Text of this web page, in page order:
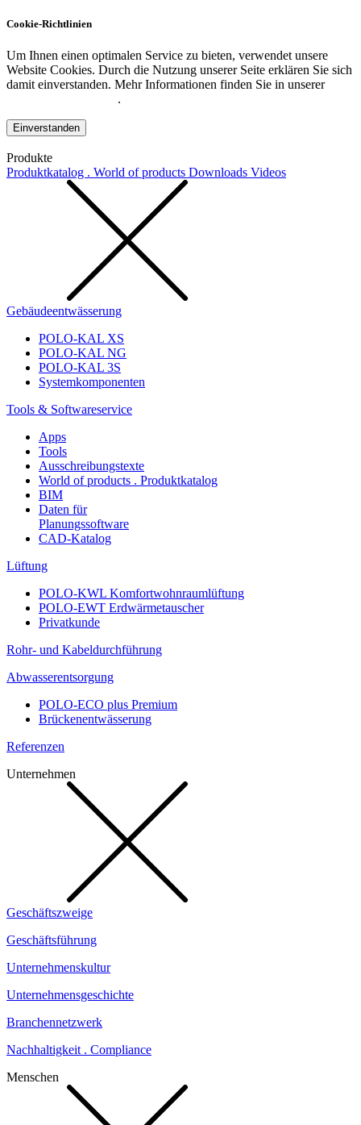
Cookie-Richtlinien
Um Ihnen einen optimalen Service zu bieten, verwendet unsere
Website Cookies. Durch die Nutzung unserer Seite erklären Sie sich
damit einverstanden. Mehr Informationen finden Sie in unserer
.
Einverstanden
Produkte
Produktkatalog . World of products Downloads Videos
Gebäudeentwässerung
POLO-KAL XS
POLO-KAL NG
POLO-KAL 3S
Systemkomponenten
Tools & Softwareservice
Apps
Tools
Ausschreibungstexte
World of products . Produktkatalog
BIM
Daten für
Planungssoftware
CAD-Katalog
Lüftung
POLO-KWL Komfortwohnraumlüftung
POLO-EWT Erdwärmetauscher
Privatkunde
Rohr- und Kabeldurchführung
Abwasserentsorgung
POLO-ECO plus Premium
Brückenentwässerung
Referenzen
Unternehmen
Geschäftszweige
Geschäftsführung
Unternehmenskultur
Unternehmensgeschichte
Branchennetzwerk
Nachhaltigkeit . Compliance
Menschen